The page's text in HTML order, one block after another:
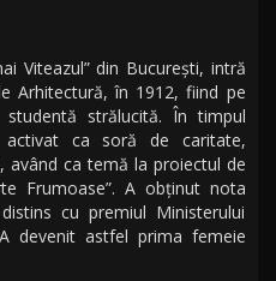
Viteazul” din Bucureşti, intră
Arhitectură, în 1912, fiind pe
strălucită. În timpul
activat ca soră de caritate,
având ca temă la proiectul de
Frumoase”. A obţinut nota
cu premiul Ministerului
devenit astfel prima femeie